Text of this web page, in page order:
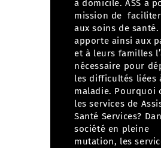
à domicile. ASS a
mission de faciliter
aux soins de santé.
apporte ainsi aux
et à leurs familles
nécessaire pour
les difficultés liées
maladie. Pourquoi
les services de
Santé Services?
société en pleine
mutation, les